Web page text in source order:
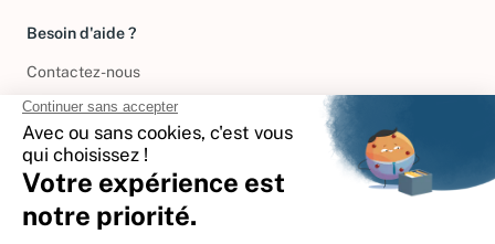
Besoin d'aide ?
Contactez-nous
International
🇪🇸Espagne